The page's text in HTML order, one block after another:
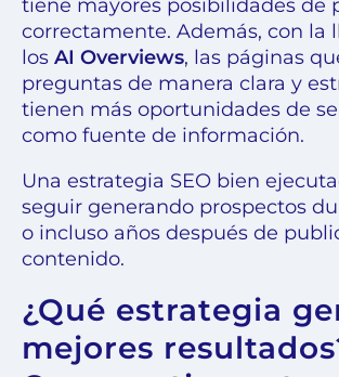
tiene mayores posibilidades de
correctamente. Además, con la
los AI Overviews, las páginas
preguntas de manera clara y
tienen más oportunidades de
como fuente de información.
Una estrategia SEO bien
seguir generando prospectos
o incluso años después de
contenido.
¿Qué estrategia
mejores